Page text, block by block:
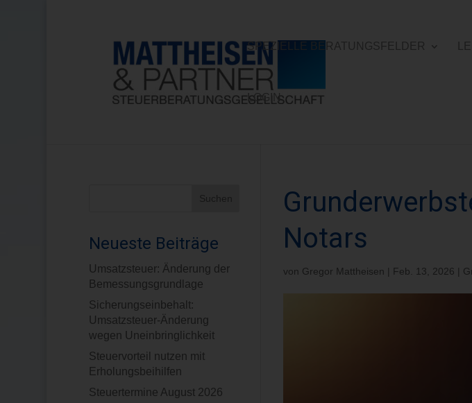
SPEZIELLE BERATUNGSFELDER
LOGIN
Notars
von Gregor Mattheisen Feb. 13, 2026
Neueste Beiträge
Umsatzsteuer: Änderung der
Bemessungsgrundlage
Sicherungseinbehalt:
Umsatzsteuer-Änderung
wegen Uneinbringlichkeit
Steuervorteil nutzen mit
Erholungsbeihilfen
Steuertermine August 2026